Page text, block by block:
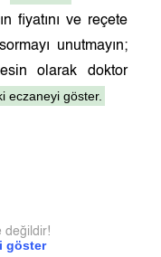
fiyatını ve reçete
unutmayın;
olarak doktor
eczaneyi göster.
göster
değildir!